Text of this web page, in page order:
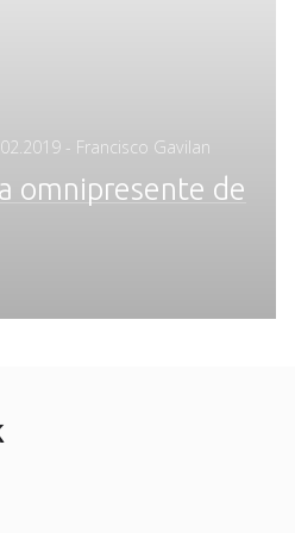
- Francisco Gavilan
omnipresente de